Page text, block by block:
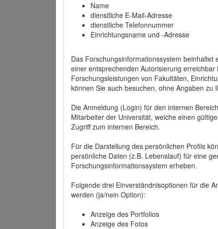
Name
dienstliche E-Mail-Adresse
dienstliche Telefonnummer
Einrichtungsname und -Adresse
Das Forschungsinformationssystem beinhaltet
einer entsprechenden Autorisierung
Forschungsleistungen von Fakultäten,
können Sie auch besuchen, ohne Angaben zu
Die Anmeldung (Login) für den internen
Mitarbeiter der Universität, welche einen
Zugriff zum internen Bereich.
Für die Darstellung des persönlichen Profils
persönliche Daten (z.B. Lebenslauf) für eine
Forschungsinformationssystem erheben.
Folgende drei Einverständnisoptionen für die
werden (ja/nein Option):
Anzeige des Portfolios
Anzeige des Fotos